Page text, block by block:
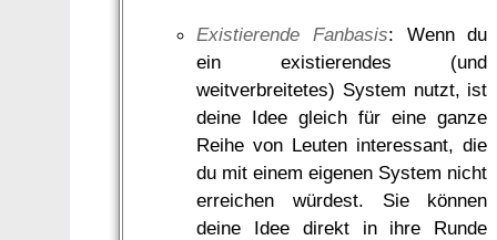
Existierende Fanbasis: Wenn du
ein existierendes (und
weitverbreitetes) System nutzt, ist
deine Idee gleich für eine ganze
Reihe von Leuten interessant, die
du mit einem eigenen System nicht
erreichen würdest. Sie können
deine Idee direkt in ihre Runde